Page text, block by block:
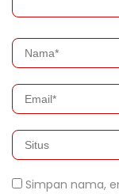
Simpan nama,